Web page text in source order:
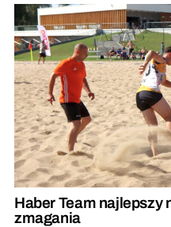
Haber Team najlepszy
zmagania